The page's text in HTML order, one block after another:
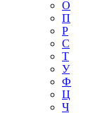
О
П
Р
С
Т
У
Ф
Ц
Ч